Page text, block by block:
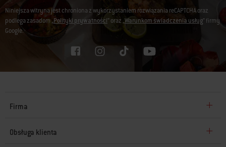
Niniejsza witryna jest chroniona z wykorzystaniem rozwiązania reCAPTCHA oraz
podlega zasadom „Polityki prywatności” oraz „Warunkom świadczenia usług” firmy
Google.
Firma
Obsługa klienta